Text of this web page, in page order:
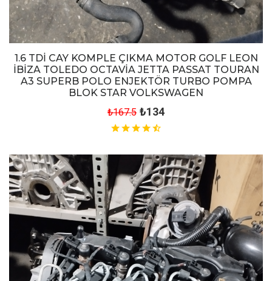
1.6 TDİ CAY KOMPLE ÇIKMA MOTOR GOLF LEON
İBİZA TOLEDO OCTAVİA JETTA PASSAT TOURAN
A3 SUPERB POLO ENJEKTÖR TURBO POMPA
BLOK STAR VOLKSWAGEN
₺167.5 ₺134